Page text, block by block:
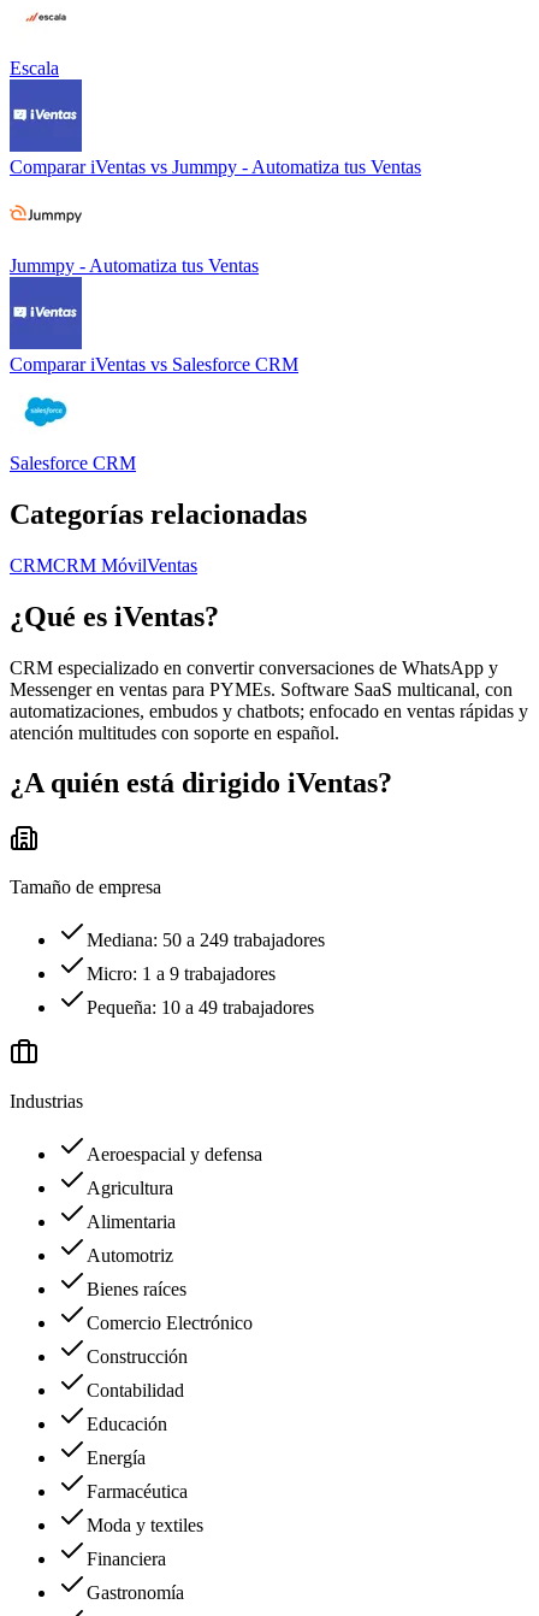
Escala
Comparar iVentas vs Jummpy - Automatiza tus Ventas
Jummpy - Automatiza tus Ventas
Comparar iVentas vs Salesforce CRM
Salesforce CRM
Categorías relacionadas
CRMCRM MóvilVentas
¿Qué es iVentas?
CRM especializado en convertir conversaciones de WhatsApp y
Messenger en ventas para PYMEs. Software SaaS multicanal, con
automatizaciones, embudos y chatbots; enfocado en ventas rápidas y
atención multitudes con soporte en español.
¿A quién está dirigido iVentas?
Tamaño de empresa
Mediana: 50 a 249 trabajadores
Micro: 1 a 9 trabajadores
Pequeña: 10 a 49 trabajadores
Industrias
Aeroespacial y defensa
Agricultura
Alimentaria
Automotriz
Bienes raíces
Comercio Electrónico
Construcción
Contabilidad
Educación
Energía
Farmacéutica
Moda y textiles
Financiera
Gastronomía